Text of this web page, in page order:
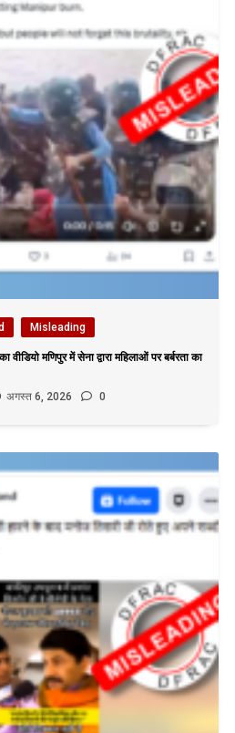
Misleading
मणिपुर में सेना द्वारा महिलाओं पर बर्बरता का
अगस्त 6, 2026 0